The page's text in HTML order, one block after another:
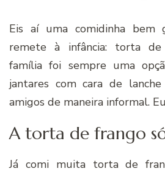
Eis aí uma comidinha bem
remete à infância: torta
família foi sempre uma
jantares com cara de
amigos de maneira informal.
A torta de frango
Já comi muita torta de